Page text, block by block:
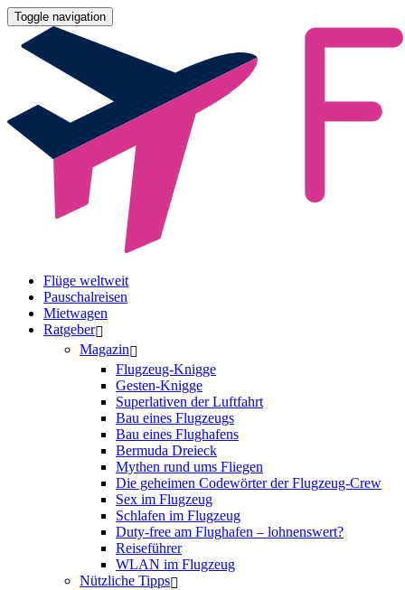
Toggle navigation
Flüge weltweit
Pauschalreisen
Mietwagen
Ratgeber
Magazin
Flugzeug-Knigge
Gesten-Knigge
Superlativen der Luftfahrt
Bau eines Flugzeugs
Bau eines Flughafens
Bermuda Dreieck
Mythen rund ums Fliegen
Die geheimen Codewörter der Flugzeug-Crew
Sex im Flugzeug
Schlafen im Flugzeug
Duty-free am Flughafen – lohnenswert?
Reiseführer
WLAN im Flugzeug
Nützliche Tipps